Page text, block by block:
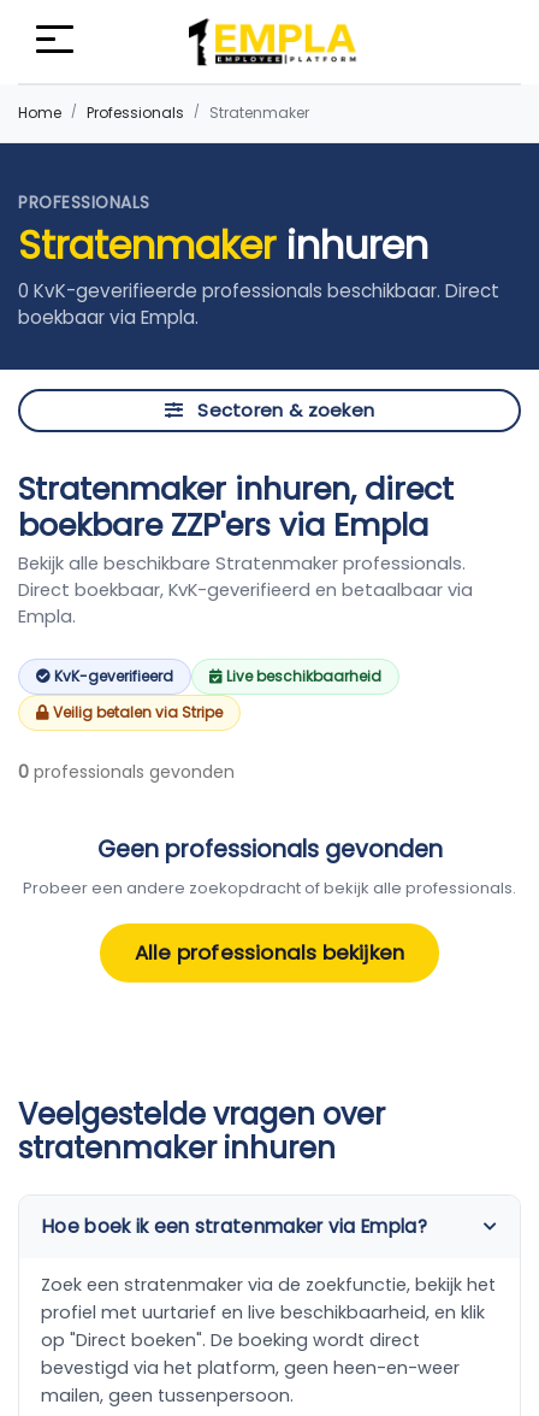
Home Professionals Stratenmaker
PROFESSIONALS
Stratenmakerinhuren
0 KvK-geverifieerde professionals beschikbaar. Direct
boekbaar via Empla.
Sectoren & zoeken
Stratenmaker inhuren, direct
boekbare ZZP'ers via Empla
Bekijk alle beschikbare Stratenmaker professionals.
Direct boekbaar, KvK-geverifieerd en betaalbaar via
Empla.
KvK-geverifieerd
Live beschikbaarheid
Veilig betalen via Stripe
0 professionals gevonden
Geen professionals gevonden
Probeer een andere zoekopdracht of bekijk alle professionals.
Alle professionals bekijken
Veelgestelde vragen over
stratenmaker inhuren
Hoe boek ik een stratenmaker via Empla?
Zoek een stratenmaker via de zoekfunctie, bekijk het
profiel met uurtarief en live beschikbaarheid, en klik
op "Direct boeken". De boeking wordt direct
bevestigd via het platform, geen heen-en-weer
mailen, geen tussenpersoon.